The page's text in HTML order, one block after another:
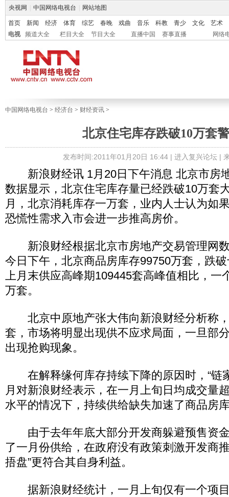
央视网 中国网络电视台 网站地图
首页 新闻 经济 体育 综艺 春晚 戏曲 音乐 科教 青少 文化
艺术
电视
频道大全 栏目大全 节目大全 直播中国 赛事直播 网络
中国网络电视台 > 经济台 > 财经资讯 >
北京住宅库存跌破10万套
发布时间:2011年01月20日 16:44 | 进入复兴论坛|
新浪财经讯 1月20日下午消息 北京市房
数据显示，北京住宅库存量已经跌破10万套
月，北京消耗库存一万套，业内人士认为如
恐慌性需求入市会进一步推高房价。
新浪财经根据北京市房地产交易管理网
今日下午，北京商品房库存99750万套，跌
上月末供应高峰期109445套高峰值相比，一
万套。
北京中原地产张大伟向新浪财经分析称
套，市场将明显出现供不应求局面，一旦部
出现抢购现象。
在解释缘何库存持续下降的原因时，“链
月对新浪财经表示，在一月上旬日均成交量
水平的情况下，持续供给缺失加速了商品房
由于去年年底大部分开发商躲避预售资
了一月份供给，在政府没有政策刺激开发商
捂盘”更符合其自身利益。
据新浪财经统计，一月上旬仅有一个项